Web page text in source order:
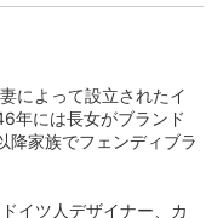
によって設立されたイ
年には長女がブランド
降家族でフェンディブラ
イツ人デザイナー、カ